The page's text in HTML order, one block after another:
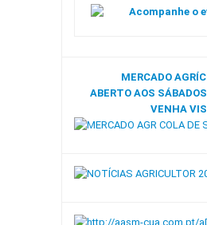
Acompanhe o
MERCADO
ABERTO AOS
VENHA